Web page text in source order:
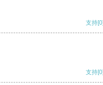
支持[0]
支持[0]